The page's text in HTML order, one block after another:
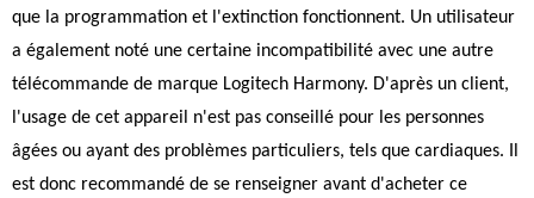
que la programmation et l'extinction fonctionnent. Un utilisateur
a également noté une certaine incompatibilité avec une autre
télécommande de marque Logitech Harmony. D'après un client,
l'usage de cet appareil n'est pas conseillé pour les personnes
âgées ou ayant des problèmes particuliers, tels que cardiaques. Il
est donc recommandé de se renseigner avant d'acheter ce